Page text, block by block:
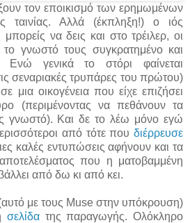
τον εποικισμό των ερημωμένων
ταινίας. Αλλά (έκπληξη!) ο ιός
να δεις και στο τρέιλερ, οι
το γνωστό τους συγκρατημένο και
Ενώ γενικά το στόρι φαίνεται
σεναριακές τρυπάρες του πρώτου)
μια οικογένεια που είχε επιζήσει
(περιμένοντας να πεθάνουν τα
γνωστό). Και δε το λέω μόνο εγώ
από τότε που διέρρευσε
καλές εντυπώσεις αφήνουν και τα
που η ματοβαμμένη
από δω κι από κει.
με τους Muse στην υπόκρουση)
σελίδατης παραγωγής. Ολόκληρο